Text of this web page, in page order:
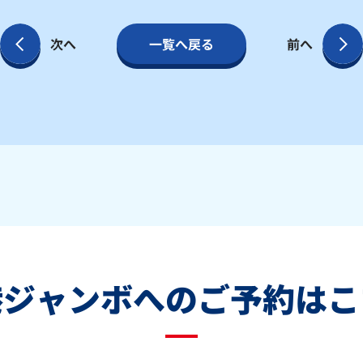
次へ 一覧へ戻る 前へ
ャンボへのご予約は